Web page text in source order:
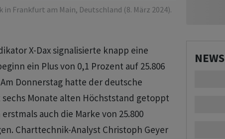
Frankfurt am Main, Deutschland (8. März 2024).
X-Dax signalisierte knapp eine
ein Plus von 0,1 Prozent auf 25.806
Donnerstag hatte der deutsche
Monate alten Höchststand getoppt
auch die Marke von 25.800
Charttechnik-Analyst Christoph Geyer
NEWS